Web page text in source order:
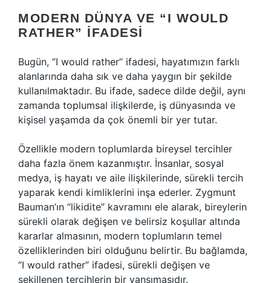
MODERN DÜNYA VE “I WOULD
RATHER” İFADESI
Bugün, “I would rather” ifadesi, hayatımızın farklı
alanlarında daha sık ve daha yaygın bir şekilde
kullanılmaktadır. Bu ifade, sadece dilde değil, aynı
zamanda toplumsal ilişkilerde, iş dünyasında ve
kişisel yaşamda da çok önemli bir yer tutar.
Özellikle modern toplumlarda bireysel tercihler
daha fazla önem kazanmıştır. İnsanlar, sosyal
medya, iş hayatı ve aile ilişkilerinde, sürekli tercih
yaparak kendi kimliklerini inşa ederler. Zygmunt
Bauman’ın “likidite” kavramını ele alarak, bireylerin
sürekli olarak değişen ve belirsiz koşullar altında
kararlar almasının, modern toplumların temel
özelliklerinden biri olduğunu belirtir. Bu bağlamda,
“I would rather” ifadesi, sürekli değişen ve
şekillenen tercihlerin bir yansımasıdır.